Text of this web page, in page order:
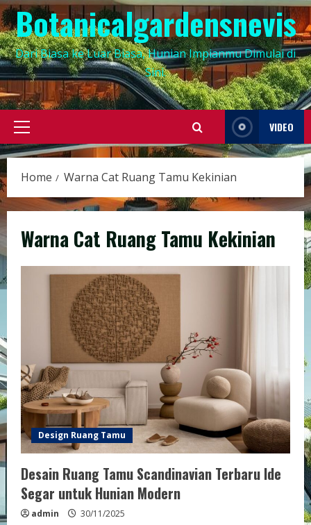
Botanicalgardensnevis
Dari Biasa ke Luar Biasa, Hunian Impianmu Dimulai di
Sini.
Primary
Menu
VIDEO
Home Warna Cat Ruang Tamu Kekinian
Warna Cat Ruang Tamu Kekinian
Design Ruang Tamu
Desain Ruang Tamu Scandinavian Terbaru Ide
Segar untuk Hunian Modern
admin 30/11/2025